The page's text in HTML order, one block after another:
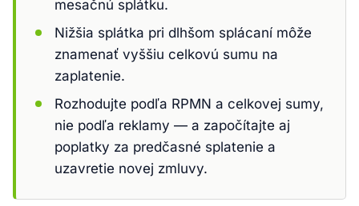
mesačnú splátku.
Nižšia splátka pri dlhšom splácaní môže
znamenať vyššiu celkovú sumu na
zaplatenie.
Rozhodujte podľa RPMN a celkovej sumy,
nie podľa reklamy — a započítajte aj
poplatky za predčasné splatenie a
uzavretie novej zmluvy.